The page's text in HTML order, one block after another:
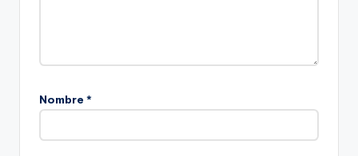
Nombre *